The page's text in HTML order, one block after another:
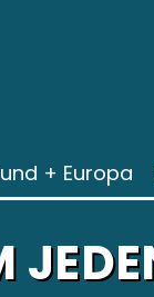
+ Europa